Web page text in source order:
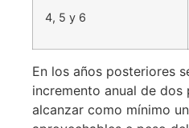
4, 5 y 6
En los años posteriores
incremento anual de dos
alcanzar como mínimo